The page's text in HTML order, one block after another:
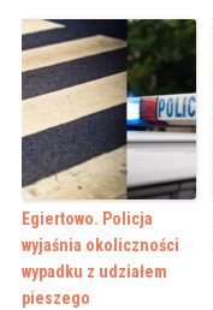
Egiertowo. Policja
wyjaśnia okoliczności
wypadku z udziałem
pieszego